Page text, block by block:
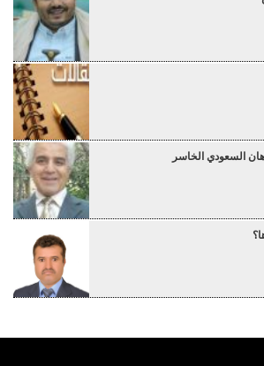
السعودي الخاسر